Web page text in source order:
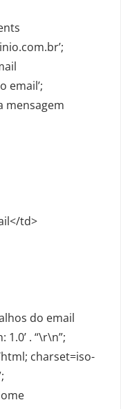
email’;
mensagem
td>
do email
1.0’ . “\r\n”;
charset=iso-